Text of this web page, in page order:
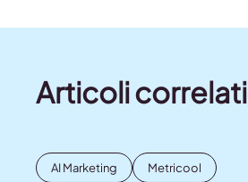
Articoli correlati
AI Marketing Metricool